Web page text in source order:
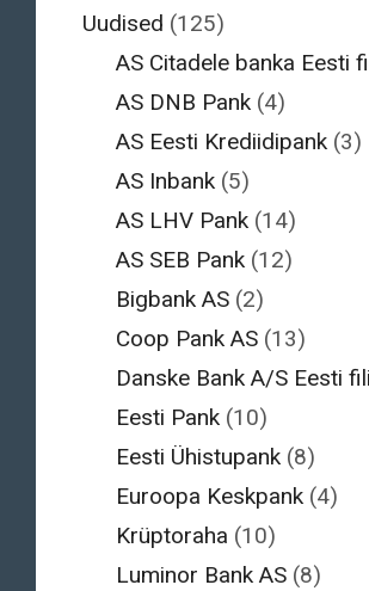
Uudised (125)
AS Citadele banka Eesti
AS DNB Pank (4)
AS Eesti Krediidipank (3)
AS Inbank (5)
AS LHV Pank (14)
AS SEB Pank (12)
Bigbank AS (2)
Coop Pank AS (13)
Danske Bank A/S Eesti
Eesti Pank (10)
Eesti Ühistupank (8)
Euroopa Keskpank (4)
Krüptoraha (10)
Luminor Bank AS (8)